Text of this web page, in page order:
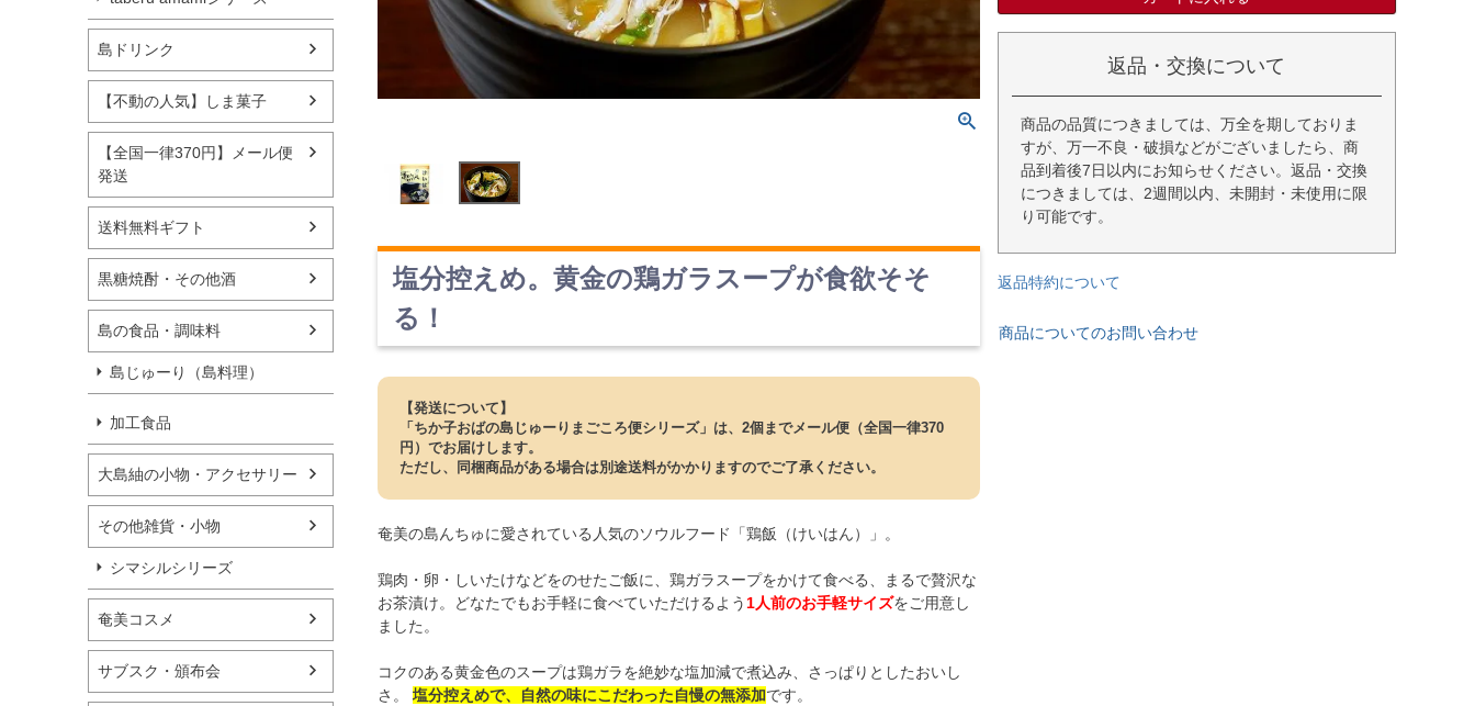
島ドリンク
【不動の人気】しま菓子
【全国一律370円】メール便
発送
送料無料ギフト
黒糖焼酎・その他酒
島の食品・調味料
島じゅーり（島料理）
加工食品
大島紬の小物・アクセサリー
その他雑貨・小物
シマシルシリーズ
奄美コスメ
サブスク・頒布会
塩分控えめ。黄金の鶏ガラスープが食欲そそ
る！
【発送について】
「ちか子おばの島じゅーりまごころ便シリーズ」は、2個までメール便（全国一律370
円）でお届けします。
ただし、同梱商品がある場合は別途送料がかかりますのでご了承ください。
奄美の島んちゅに愛されている人気のソウルフード「鶏飯（けいはん）」。
鶏肉・卵・しいたけなどをのせたご飯に、鶏ガラスープをかけて食べる、まるで贅沢な
お茶漬け。どなたでもお手軽に食べていただけるよう 1人前のお手軽サイズをご用意し
ました。
コクのある黄金色のスープは鶏ガラを絶妙な塩加減で煮込み、さっぱりとしたおいし
さ。 塩分控えめで、自然の味にこだわった自慢の無添加です。
返品・交換について
商品の品質につきましては、万全を期しておりま
すが、万一不良・破損などがございましたら、商
品到着後7日以内にお知らせください。返品・交換
につきましては、2週間以内、未開封・未使用に限
り可能です。
返品特約について
商品についてのお問い合わせ